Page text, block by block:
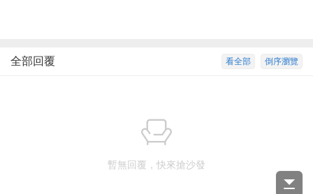
倒序瀏覽
看全部
全部回覆
暫無回覆，快來搶沙發